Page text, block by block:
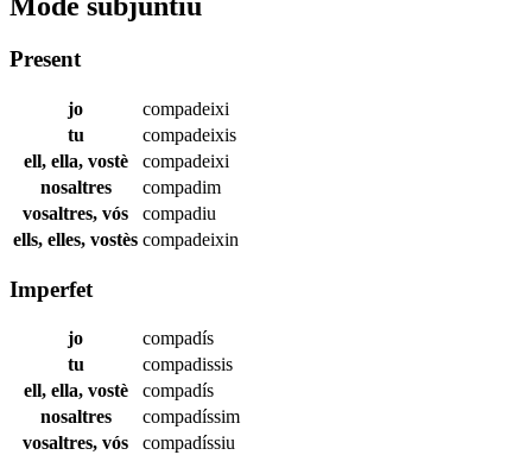
Present
jo
compadeixi
tu
compadeixis
ell, ella, vostè
compadeixi
nosaltres
compadim
vosaltres, vós
compadiu
ells, elles, vostès compadeixin
Imperfet
jo
compadís
tu
compadissis
ell, ella, vostè
compadís
nosaltres
compadíssim
vosaltres, vós
compadíssiu